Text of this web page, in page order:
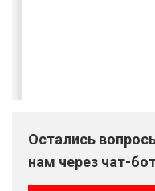
Остались
нам через чат-